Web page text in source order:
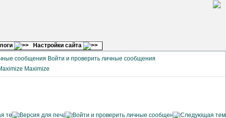
Настройки сайта
Войти и проверить личные сообщения
Maximize